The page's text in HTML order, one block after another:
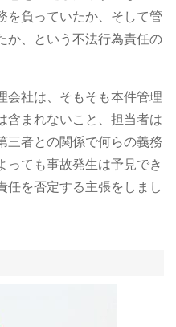
を負っていたか、そして管
か、という不法行為責任の
社は、そもそも本件管理
含まれないこと、担当者は
三者との関係で何らの義務
っても事故発生は予見でき
任を否定する主張をしまし